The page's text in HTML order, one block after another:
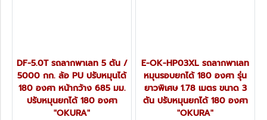
DF-5.0T รถลากพาเลท 5 ตัน /
5000 กก. ล้อ PU ปรับหมุนได้
180 องศา หน้ากว้าง 685 มม.
ปรับหมุนยกได้ 180 องศา
"OKURA"
E-OK-HP03XL รถลากพาเลท
หมุนรอบยกได้ 180 องศา รุ่น
ยาวพิเศษ 1.78 เมตร ขนาด 3
ตัน ปรับหมุนยกได้ 180 องศา
"OKURA"